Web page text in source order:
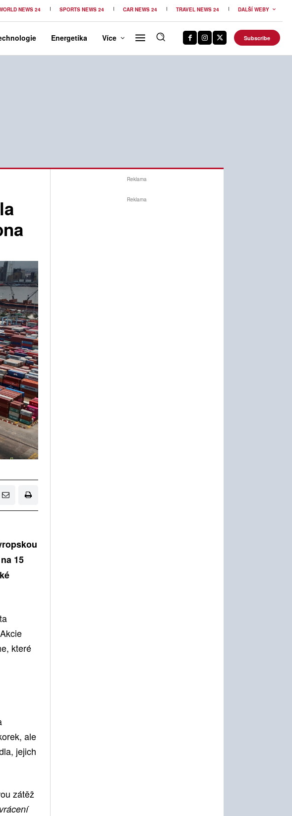
NEWS 24 SPORTS NEWS 24 CAR NEWS 24 TRAVEL NEWS 24 DALŠÍ WEBY
Energetika Více Subscribe
15
které
ale
jejich
zátěž
Reklama
Reklama